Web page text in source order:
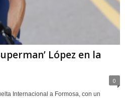
López en la
0
Internacional a Formosa, con un